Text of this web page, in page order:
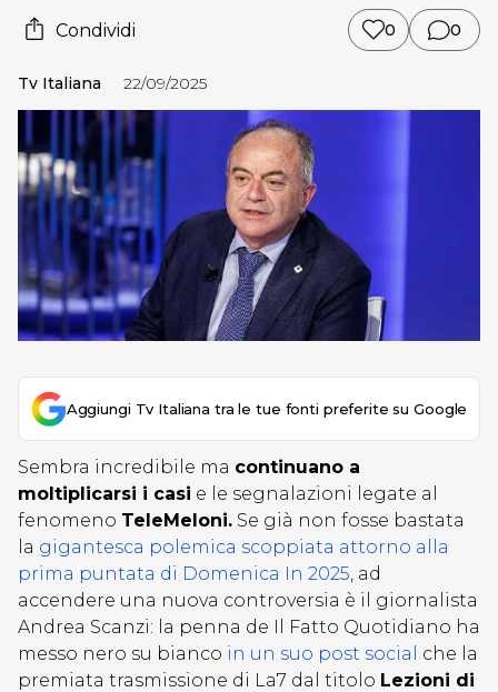
Condividi 0 0
Tv Italiana 22/09/2025
Aggiungi Tv Italiana tra le tue fonti preferite su Google
Sembra incredibile ma continuano a
moltiplicarsi i casi e le segnalazioni legate al
fenomeno TeleMeloni. Se già non fosse bastata
la gigantesca polemica scoppiata attorno alla
prima puntata di Domenica In 2025, ad
accendere una nuova controversia è il giornalista
Andrea Scanzi: la penna de Il Fatto Quotidiano ha
messo nero su bianco in un suo post social
che la
premiata trasmissione di La7 dal titolo Lezioni di